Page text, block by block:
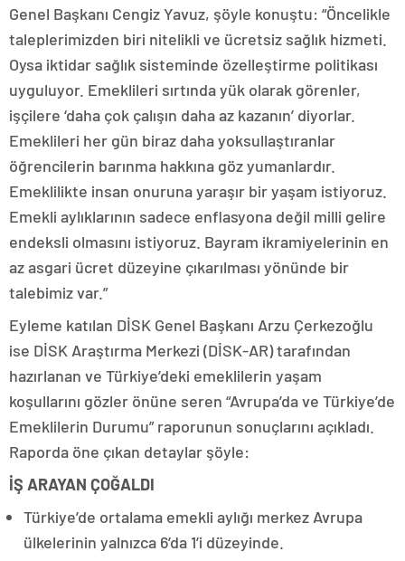
Genel Başkanı Cengiz Yavuz, şöyle konuştu: “Öncelikle
taleplerimizden biri nitelikli ve ücretsiz sağlık hizmeti.
Oysa iktidar sağlık sisteminde özelleştirme politikası
uyguluyor. Emeklileri sırtında yük olarak görenler,
işçilere ‘daha çok çalışın daha az kazanın’ diyorlar.
Emeklileri her gün biraz daha yoksullaştıranlar
öğrencilerin barınma hakkına göz yumanlardır.
Emeklilikte insan onuruna yaraşır bir yaşam istiyoruz.
Emekli aylıklarının sadece enflasyona değil milli gelire
endeksli olmasını istiyoruz. Bayram ikramiyelerinin en
az asgari ücret düzeyine çıkarılması yönünde bir
talebimiz var.”
Eyleme katılan DİSK Genel Başkanı Arzu Çerkezoğlu
ise DİSK Araştırma Merkezi (DİSK-AR) tarafından
hazırlanan ve Türkiye’deki emeklilerin yaşam
koşullarını gözler önüne seren “Avrupa’da ve Türkiye’de
Emeklilerin Durumu” raporunun sonuçlarını açıkladı.
Raporda öne çıkan detaylar şöyle:
İŞ ARAYAN ÇOĞALDI
Türkiye’de ortalama emekli aylığı merkez Avrupa
ülkelerinin yalnızca 6’da 1’i düzeyinde.